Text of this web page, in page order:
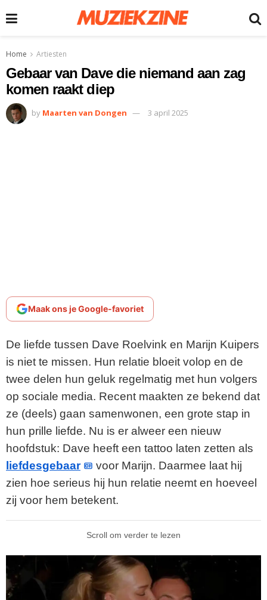
Home Artiesten
Gebaar van Dave die niemand aan zag
komen raakt diep
by Maarten van Dongen 3 april 2025
Maak ons je Google-favoriet
De liefde tussen Dave Roelvink en Marijn Kuipers
is niet te missen. Hun relatie bloeit volop en de
twee delen hun geluk regelmatig met hun volgers
op sociale media. Recent maakten ze bekend dat
ze (deels) gaan samenwonen, een grote stap in
hun prille liefde. Nu is er alweer een nieuw
hoofdstuk: Dave heeft een tattoo laten zetten als
liefdesgebaar
voor Marijn. Daarmee laat hij
zien hoe serieus hij hun relatie neemt en hoeveel
zij voor hem betekent.
Scroll om verder te lezen